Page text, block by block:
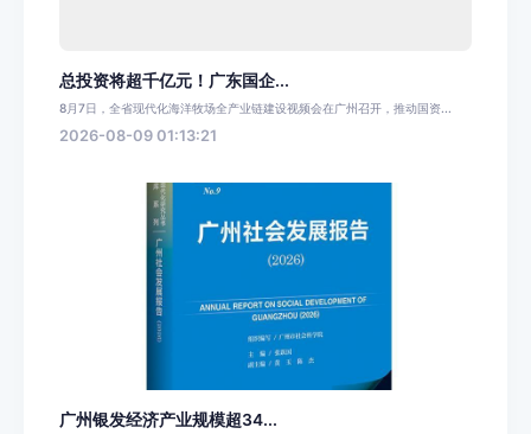
总投资将超千亿元！广东国企...
8月7日，全省现代化海洋牧场全产业链建设视频会在广州召开，推动国资...
2026-08-09 01:13:21
广州银发经济产业规模超34...